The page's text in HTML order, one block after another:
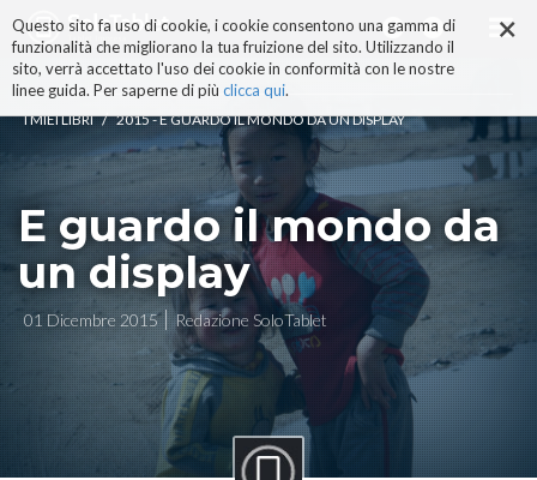
×
Questo sito fa uso di cookie, i cookie consentono una gamma di
funzionalità che migliorano la tua fruizione del sito. Utilizzando il
sito, verrà accettato l'uso dei cookie in conformità con le nostre
linee guida. Per saperne di più clicca qui.
ai
contenuti.
|
alla
navigazione
I MIEI LIBRI / 2015 - E GUARDO IL MONDO DA UN DISPLAY
E guardo il mondo da
un display
01 Dicembre 2015 Redazione SoloTablet